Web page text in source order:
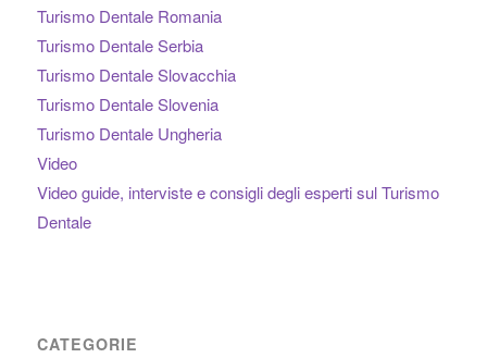
Turismo Dentale Romania
Turismo Dentale Serbia
Turismo Dentale Slovacchia
Turismo Dentale Slovenia
Turismo Dentale Ungheria
Video
Video guide, interviste e consigli degli esperti sul Turismo
Dentale
CATEGORIE